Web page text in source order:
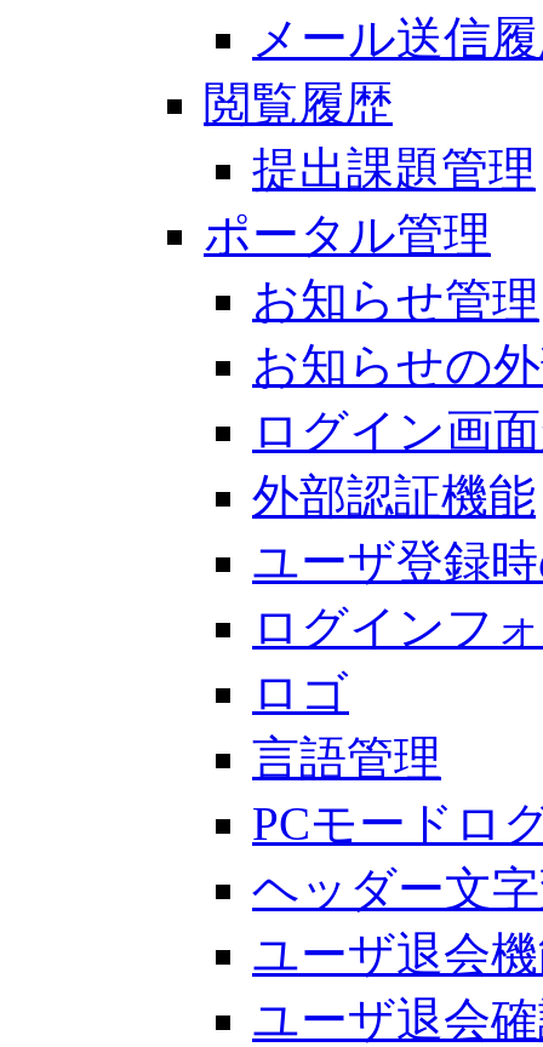
メール送信
閲覧履歴
提出課題管理
ポータル管理
お知らせ管理
お知らせの
ログイン画
外部認証機能
ユーザ登録
ログインフ
ロゴ
言語管理
PCモードロ
ヘッダー文
ユーザ退会
ユーザ退会